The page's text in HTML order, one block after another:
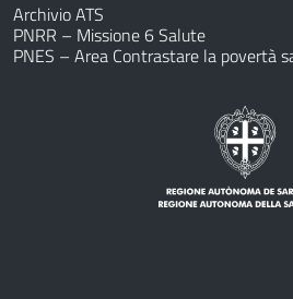
Archivio ATS
PNRR – Missione 6 Salute
PNES – Area Contrastare la povertà